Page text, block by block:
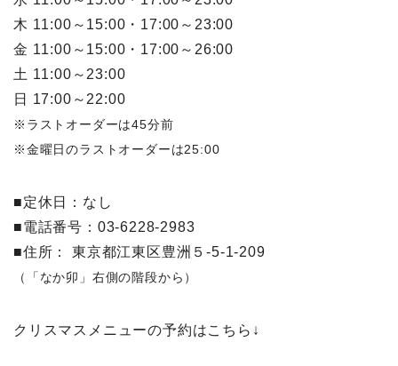
木 11:00～15:00・17:00～23:00
金 11:00～15:00・17:00～26:00
土 11:00～23:00
日 17:00～22:00
※ラストオーダーは45分前
※金曜日のラストオーダーは25:00
■定休日：なし
■電話番号：03-6228-2983
■住所： 東京都江東区豊洲５-5-1-209
（「なか卯」右側の階段から）
クリスマスメニューの予約はこちら↓